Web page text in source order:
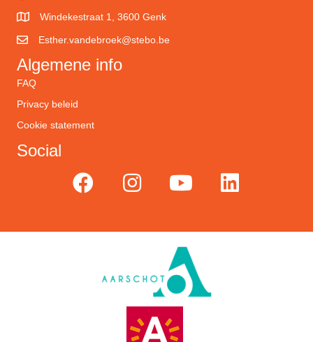
Windekestraat 1, 3600 Genk
Esther.vandebroek@stebo.be
Algemene info
FAQ
Privacy beleid
Cookie statement
Social